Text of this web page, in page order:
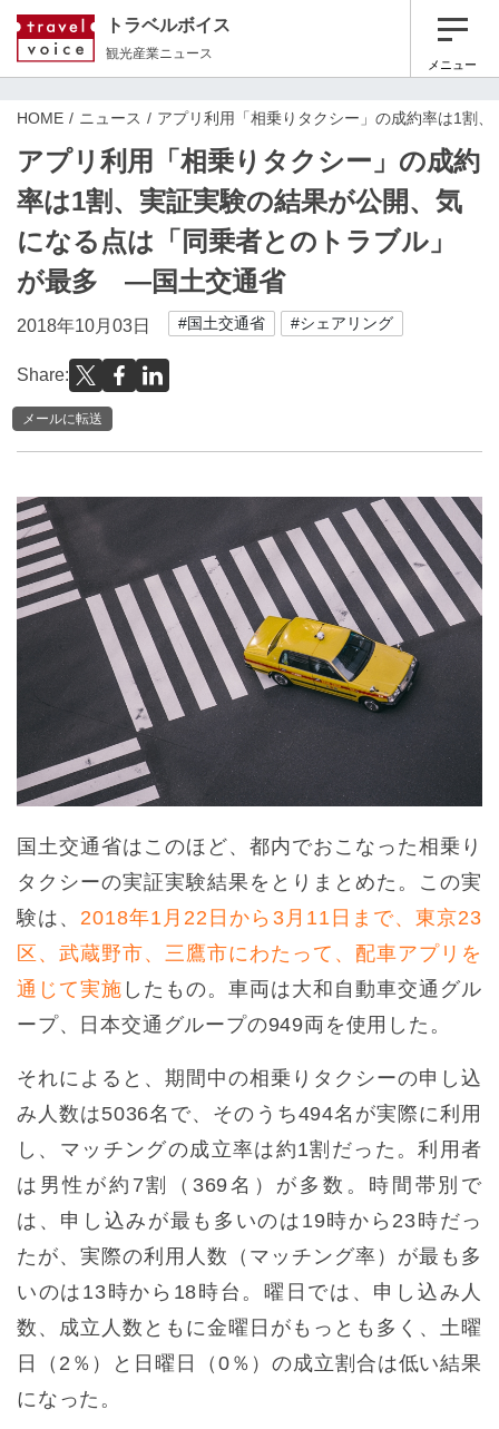
トラベルボイス
観光産業ニュース
メニュー
HOME ニュース アプリ利用「相乗りタクシー」の成約率は1割
アプリ利用「相乗りタクシー」の成約
率は1割、実証実験の結果が公開、気
になる点は「同乗者とのトラブル」
が最多 ―国土交通省
2018年10月03日 #国土交通省 #シェアリング
Share:
メールに転送
国土交通省はこのほど、都内でおこなった相乗り
タクシーの実証実験結果をとりまとめた。この実
験は、 2018年1月22日から3月11日まで、東京23
区、武蔵野市、三鷹市にわたって、配車アプリを
通じて実施 したもの。車両は大和自動車交通グル
ープ、日本交通グループの949両を使用した。
それによると、期間中の相乗りタクシーの申し込
み人数は5036名で、そのうち494名が実際に利用
し、マッチングの成立率は約1割だった。利用者
は男性が約7割（369名）が多数。時間帯別で
は、申し込みが最も多いのは19時から23時だっ
たが、実際の利用人数（マッチング率）が最も多
いのは13時から18時台。曜日では、申し込み人
数、成立人数ともに金曜日がもっとも多く、土曜
日（2％）と日曜日（0％）の成立割合は低い結果
になった。